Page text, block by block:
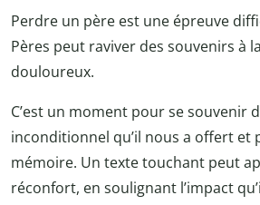
Perdre un père est une épreuve
Pères peut raviver des souvenirs à
douloureux.
C’est un moment pour se souvenir
inconditionnel qu’il nous a offert et
mémoire. Un texte touchant peut
réconfort, en soulignant l’impact